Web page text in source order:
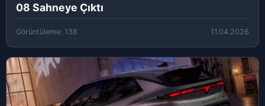
08 Sahneye Çıktı
Görüntüleme: 138 11.04.2026